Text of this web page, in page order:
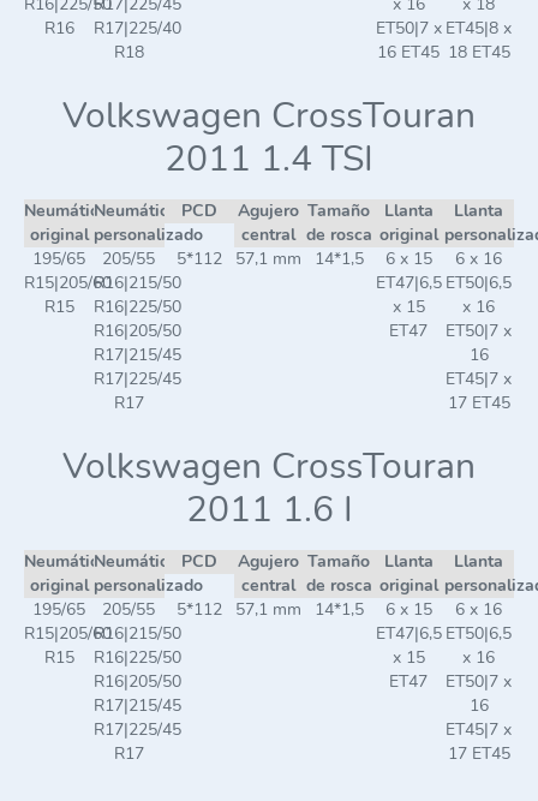
R16
R17|225/40
R18
ET50|7 x
16 ET45
ET45|8 x
18 ET45
Volkswagen CrossTouran
2011 1.4 TSI
Neumático
original
Neumático
personalizado
PCD
Agujero
central
Tamaño
de rosca
Llanta
original
Llanta
195/65
R15|205/60
R15
205/55
R16|215/50
R16|225/50
R16|205/50
R17|215/45
R17|225/45
R17
5*112 57,1 mm 14*1,5
6 x 15
ET47|6,5
x 15
ET47
6 x 16
ET50|6,5
x 16
ET50|7 x
16
ET45|7 x
17 ET45
Volkswagen CrossTouran
2011 1.6 I
Neumático
original
Neumático
personalizado
PCD
Agujero
central
Tamaño
de rosca
Llanta
original
Llanta
195/65
R15|205/60
R15
205/55
R16|215/50
R16|225/50
R16|205/50
R17|215/45
R17|225/45
R17
5*112 57,1 mm 14*1,5
6 x 15
ET47|6,5
x 15
ET47
6 x 16
ET50|6,5
x 16
ET50|7 x
16
ET45|7 x
17 ET45